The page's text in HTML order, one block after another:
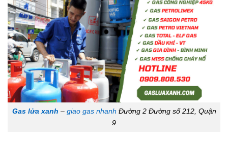
Gas lửa xanh – giao gas nhanh Đường 2 Đường số 212, Quận
9